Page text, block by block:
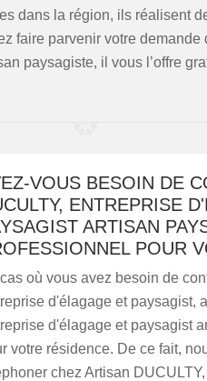
dans la région, ils réalisent
faire parvenir votre demande
paysagiste, il vous l’offre
VOUS BESOIN DE
ENTREPRISE
ARTISAN
POUR
où vous avez besoin de
d'élagage et paysagist,
d'élagage et paysagist
votre résidence. De ce fait,
chez Artisan